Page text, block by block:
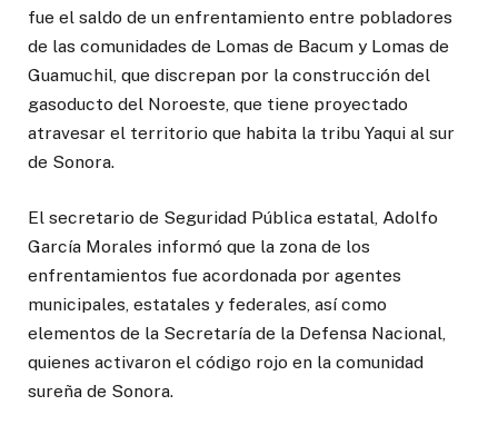
fue el saldo de un enfrentamiento entre pobladores
de las comunidades de Lomas de Bacum y Lomas de
Guamuchil, que discrepan por la construcción del
gasoducto del Noroeste, que tiene proyectado
atravesar el territorio que habita la tribu Yaqui al sur
de Sonora.
El secretario de Seguridad Pública estatal, Adolfo
García Morales informó que la zona de los
enfrentamientos fue acordonada por agentes
municipales, estatales y federales, así como
elementos de la Secretaría de la Defensa Nacional,
quienes activaron el código rojo en la comunidad
sureña de Sonora.